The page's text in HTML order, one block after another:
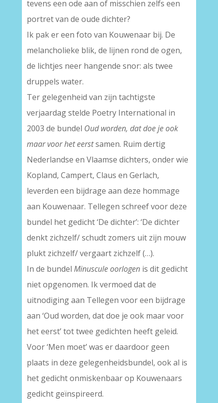
tevens een ode aan of misschien zelfs een
portret van de oude dichter?
Ik pak er een foto van Kouwenaar bij. De
melancholieke blik, de lijnen rond de ogen,
de lichtjes neer hangende snor: als twee
druppels water.
Ter gelegenheid van zijn tachtigste
verjaardag stelde Poetry International in
2003 de bundel Oud worden, dat doe je ook
maar voor het eerstsamen. Ruim dertig
Nederlandse en Vlaamse dichters, onder wie
Kopland, Campert, Claus en Gerlach,
leverden een bijdrage aan deze hommage
aan Kouwenaar. Tellegen schreef voor deze
bundel het gedicht ‘De dichter’: ‘De dichter
denkt zichzelf/ schudt zomers uit zijn mouw
plukt zichzelf/ vergaart zichzelf (…).
In de bundel Minuscule oorlogenis dit gedicht
niet opgenomen. Ik vermoed dat de
uitnodiging aan Tellegen voor een bijdrage
aan ‘Oud worden, dat doe je ook maar voor
het eerst’ tot twee gedichten heeft geleid.
Voor ‘Men moet’ was er daardoor geen
plaats in deze gelegenheidsbundel, ook al is
het gedicht onmiskenbaar op Kouwenaars
gedicht geïnspireerd.